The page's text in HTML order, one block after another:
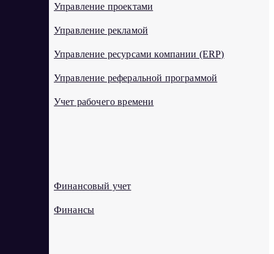
Управление проектами
Управление рекламой
Управление ресурсами компании (ERP)
Управление реферальной программой
Учет рабочего времени
Финансовый учет
Финансы